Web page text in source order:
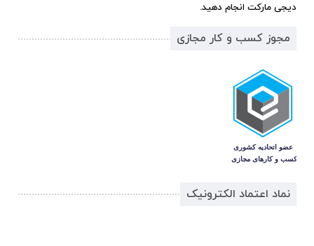
دیجی مارکت انجام دهید.
مجوز کسب و کار مجازی
نماد اعتماد الکترونیک